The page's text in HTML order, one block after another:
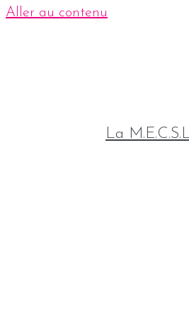
Aller au contenu
La M.E.C.S.